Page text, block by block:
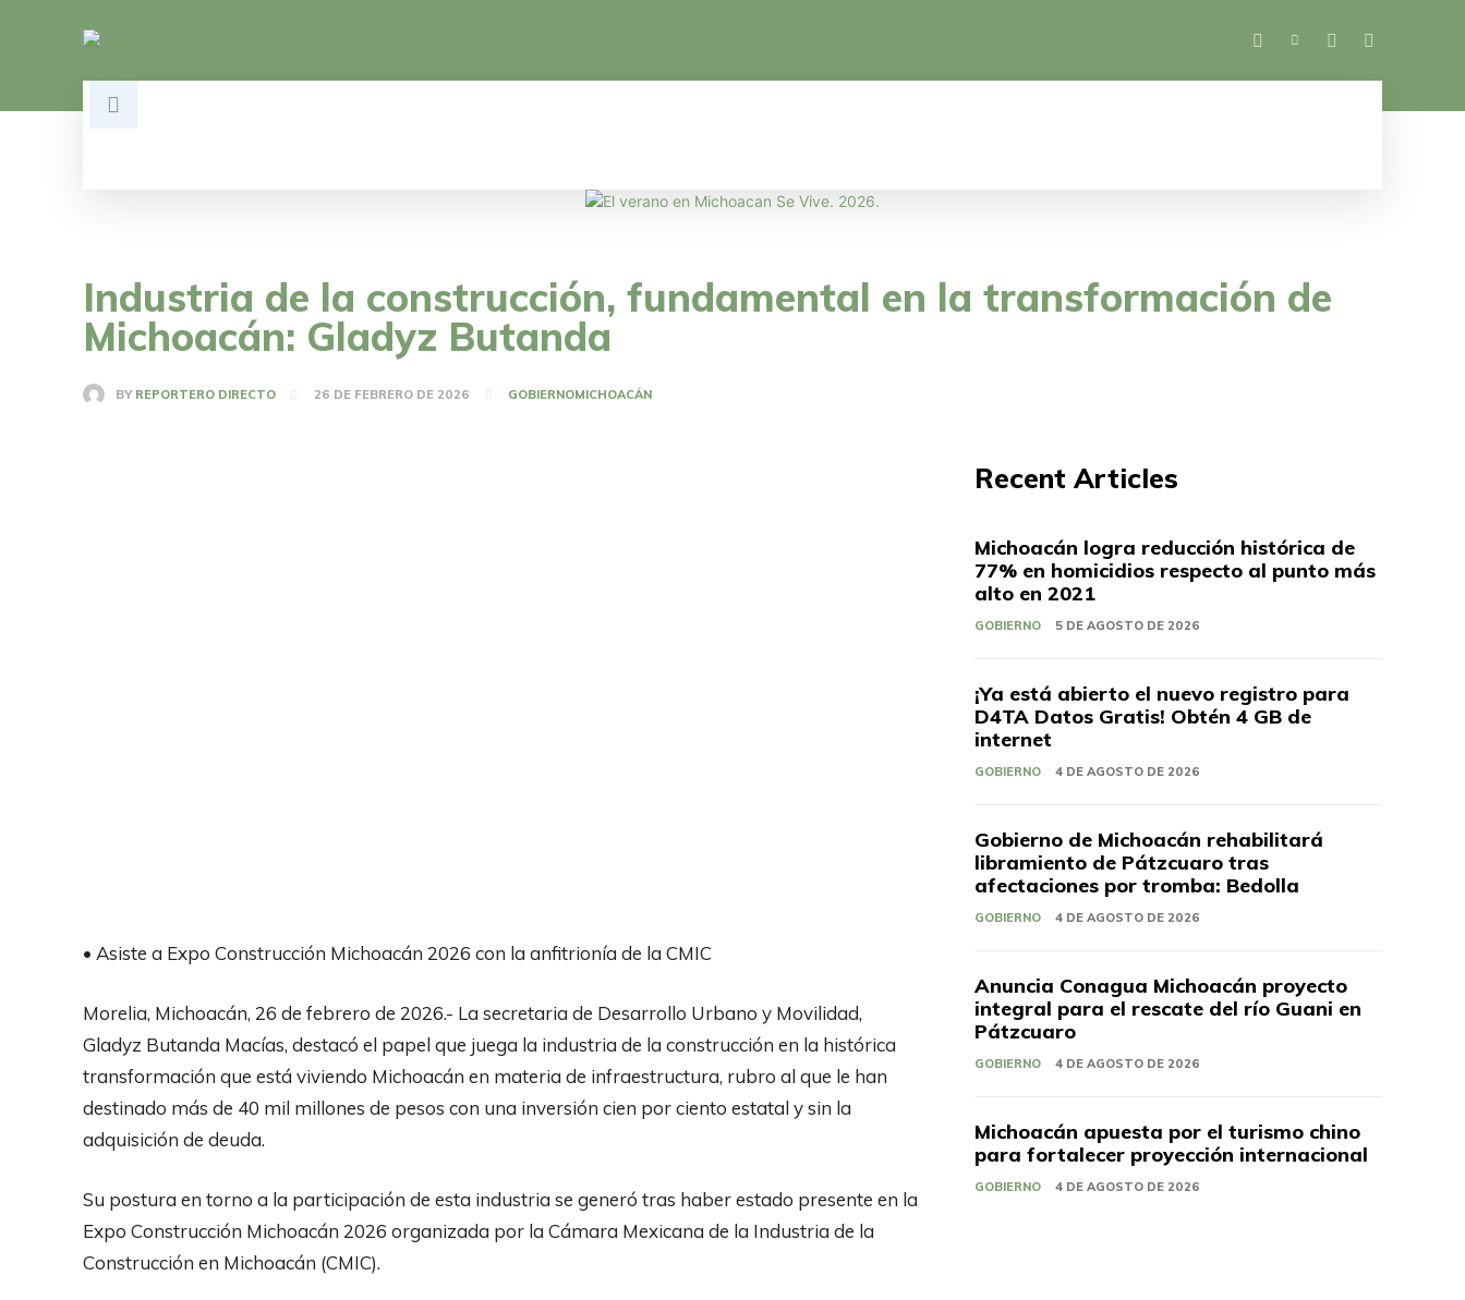
Industria de la construcción, fundamental en la transformación de
Michoacán: Gladyz Butanda
BY REPORTERO DIRECTO 26 DE FEBRERO DE 2026 GOBIERNOMICHOACÁN
• Asiste a Expo Construcción Michoacán 2026 con la anfitrionía de la CMIC
Morelia, Michoacán, 26 de febrero de 2026.- La secretaria de Desarrollo Urbano y Movilidad,
Gladyz Butanda Macías, destacó el papel que juega la industria de la construcción en la histórica
transformación que está viviendo Michoacán en materia de infraestructura, rubro al que le han
destinado más de 40 mil millones de pesos con una inversión cien por ciento estatal y sin la
adquisición de deuda.
Su postura en torno a la participación de esta industria se generó tras haber estado presente en la
Expo Construcción Michoacán 2026 organizada por la Cámara Mexicana de la Industria de la
Construcción en Michoacán (CMIC).
Recent Articles
Michoacán logra reducción histórica de
77% en homicidios respecto al punto más
alto en 2021
GOBIERNO 5 DE AGOSTO DE 2026
¡Ya está abierto el nuevo registro para
D4TA Datos Gratis! Obtén 4 GB de
internet
GOBIERNO 4 DE AGOSTO DE 2026
Gobierno de Michoacán rehabilitará
libramiento de Pátzcuaro tras
afectaciones por tromba: Bedolla
GOBIERNO 4 DE AGOSTO DE 2026
Anuncia Conagua Michoacán proyecto
integral para el rescate del río Guani en
Pátzcuaro
GOBIERNO 4 DE AGOSTO DE 2026
Michoacán apuesta por el turismo chino
para fortalecer proyección internacional
GOBIERNO 4 DE AGOSTO DE 2026